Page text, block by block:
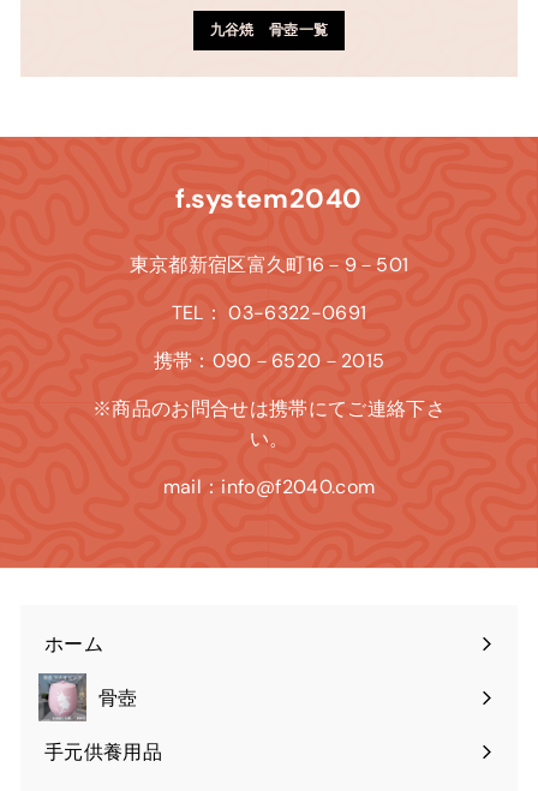
九谷焼 骨壺一覧
f.system2040
東京都新宿区富久町16－9－501
TEL： 03-6322-0691
携帯：090－6520－2015
※商品のお問合せは携帯にてご連絡下さ
い。
mail：info@f2040.com
ホーム
骨壺
手元供養用品